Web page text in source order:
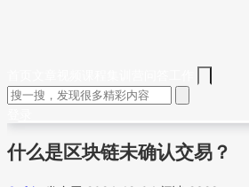
什么是区块链未确认交易？